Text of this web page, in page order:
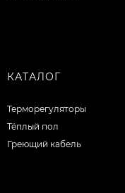
КАТАЛОГ
Терморегуляторы
Тёплый пол
Греющий кабель